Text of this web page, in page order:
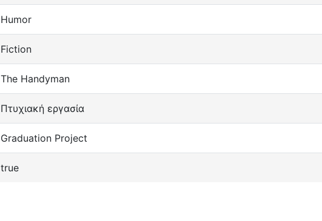
Humor
Fiction
The Handyman
Πτυχιακή εργασία
Graduation Project
true